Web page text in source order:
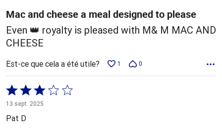
Mac and cheese a meal designed to please
Even 👑 royalty is pleased with M& M MAC AND
CHEESE
Est-ce que cela a été utile? 1 0
Coté
3 sur
5
13 sept. 2025
Pat D